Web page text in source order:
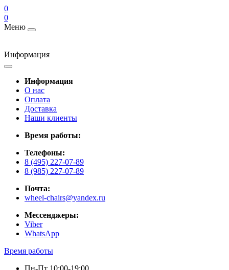
0
0
Меню
Информация
Информация
О нас
Оплата
Доставка
Наши клиенты
Время работы:
Телефоны:
8 (495) 227-07-89
8 (985) 227-07-89
Почта:
wheel-chairs@yandex.ru
Мессенджеры:
Viber
WhatsApp
Время работы
Пн-Пт 10:00-19:00